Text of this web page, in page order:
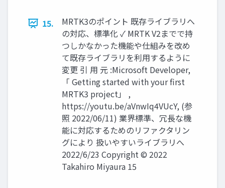
15.
MRTK3のポイント 既存ライブラリへ
の対応、標準化 ✓ MRTK V2までで持
つしかなかった機能や仕組みを改め
て既存ライブラリを利用するように
変更 引 用 元 :Microsoft Developer,
「 Getting started with your first
MRTK3 project」 ,
https://youtu.be/aVnwIq4VUcY, (参
照 2022/06/11) 業界標準、冗長な機
能に対応するためのリファクタリン
グにより 扱いやすいライブラリへ
2022/6/23 Copyright © 2022
Takahiro Miyaura 15